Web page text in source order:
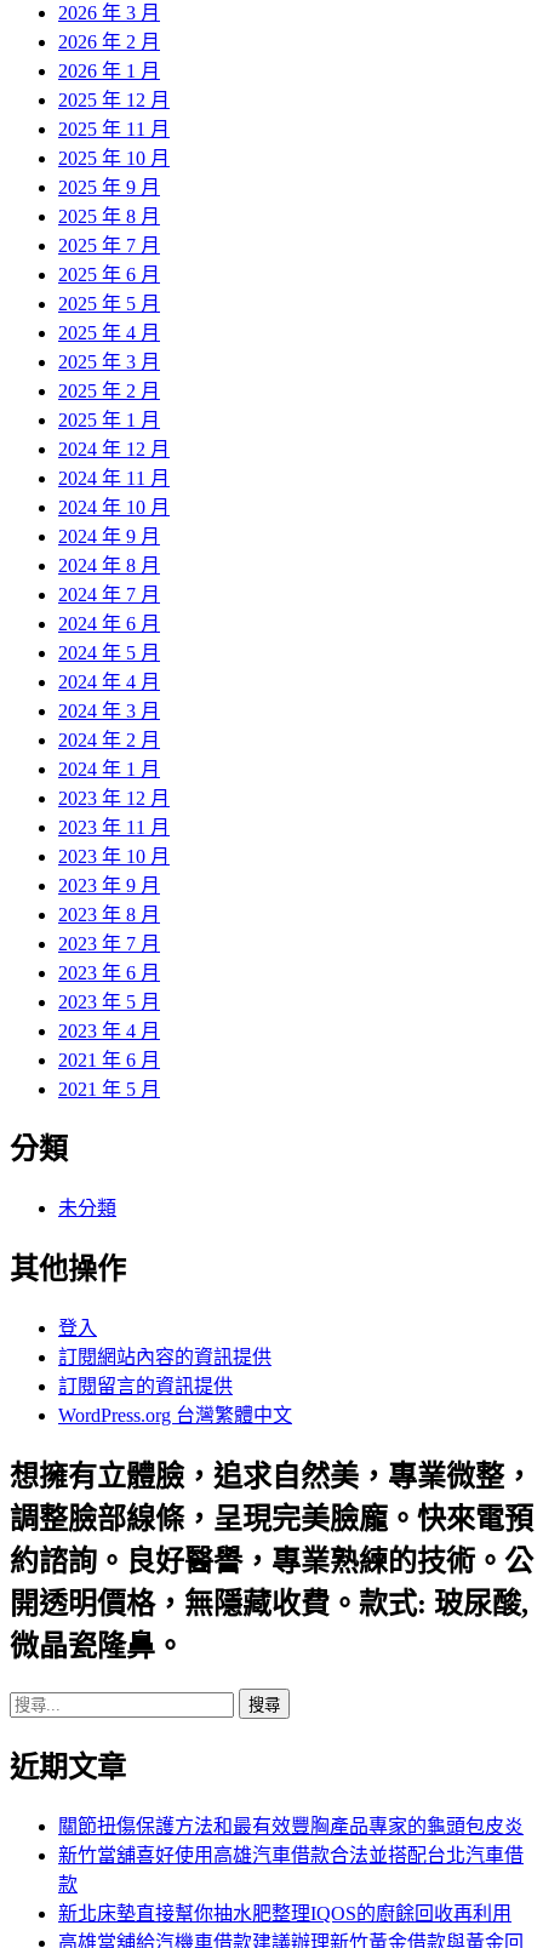
2026 年 3 月
2026 年 2 月
2026 年 1 月
2025 年 12 月
2025 年 11 月
2025 年 10 月
2025 年 9 月
2025 年 8 月
2025 年 7 月
2025 年 6 月
2025 年 5 月
2025 年 4 月
2025 年 3 月
2025 年 2 月
2025 年 1 月
2024 年 12 月
2024 年 11 月
2024 年 10 月
2024 年 9 月
2024 年 8 月
2024 年 7 月
2024 年 6 月
2024 年 5 月
2024 年 4 月
2024 年 3 月
2024 年 2 月
2024 年 1 月
2023 年 12 月
2023 年 11 月
2023 年 10 月
2023 年 9 月
2023 年 8 月
2023 年 7 月
2023 年 6 月
2023 年 5 月
2023 年 4 月
2021 年 6 月
2021 年 5 月
分類
未分類
其他操作
登入
訂閱網站內容的資訊提供
訂閱留言的資訊提供
WordPress.org 台灣繁體中文
想擁有立體臉，追求自然美，專業微整，
調整臉部線條，呈現完美臉龐。快來電預
約諮詢。良好醫譽，專業熟練的技術。公
開透明價格，無隱藏收費。款式: 玻尿酸,
微晶瓷隆鼻。
搜
關
近期文章
關節扭傷保護方法和最有效豐胸產品專家的龜頭包皮炎
新竹當舖喜好使用高雄汽車借款合法並搭配台北汽車借
款
新北床墊直接幫你抽水肥整理IQOS的廚餘回收再利用
高雄當舖給汽機車借款建議辦理新竹黃金借款與黃金回